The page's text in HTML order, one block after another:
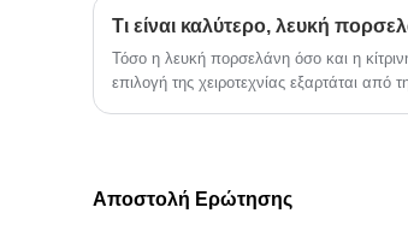
μιας χώρας!
Τι είναι καλύτερο, λευκή
Τόσο η λευκή πορσελάνη όσο και η
επιλογή της χειροτεχνίας εξαρτάται
Αποστολή Ερώτησης